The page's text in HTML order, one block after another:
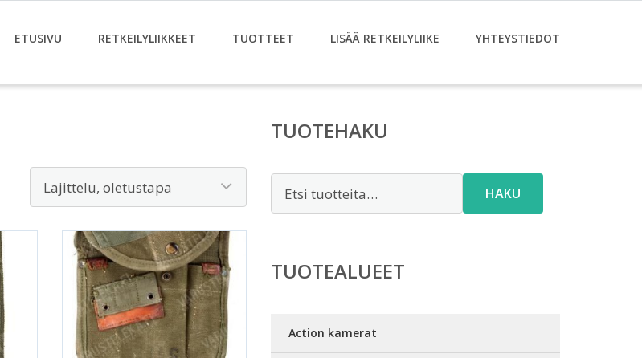
ETUSIVU RETKEILYLIIKKEET TUOTTEET LISÄÄ RETKEILYLIIKE YHTEYSTIEDOT
TUOTEHAKU
HAKU
TUOTEALUEET
Action kamerat